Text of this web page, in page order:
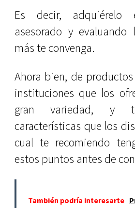
Es decir, adquiérelo
asesorado y
más te convenga.
Ahora bien, de
instituciones que los
gran variedad, y
características que los
cual te recomiendo
estos puntos antes de
También podría interesarte